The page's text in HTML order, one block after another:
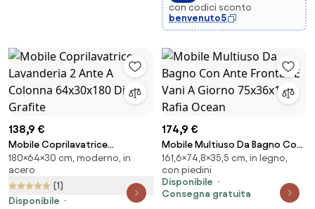
con codici sconto
benvenuto5
138,9 €
Mobile Coprilavatrice
Lavanderia 2 Ante A Colonna
64x30x180 Diana Grafite
180×64×30 cm, moderno, in
acero
(1)
Disponibile
174,9 €
Mobile Multiuso Da Bagno Con
Ante Frontali E Vani A Giorno
75x36x160 Rafia Ocean
161,6×74,8×35,5 cm, in legno,
con piedini
Disponibile
Consegna gratuita